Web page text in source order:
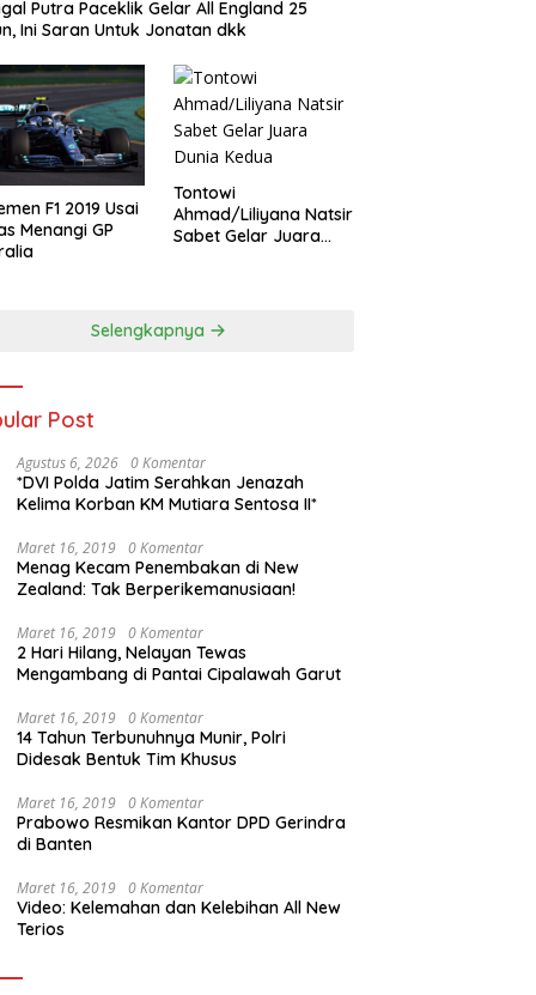
Putra Paceklik Gelar All England 25
Ini Saran Untuk Jonatan dkk
F1 2019 Usai
Menangi GP
Tontowi
Ahmad/Liliyana Natsir
Sabet Gelar Juara
Selengkapnya
Post
Agustus 6, 2026 0 Komentar
*DVI Polda Jatim Serahkan Jenazah
Kelima Korban KM Mutiara Sentosa II*
Maret 16, 2019 0 Komentar
Menag Kecam Penembakan di New
Zealand: Tak Berperikemanusiaan!
Maret 16, 2019 0 Komentar
2 Hari Hilang, Nelayan Tewas
Mengambang di Pantai Cipalawah Garut
Maret 16, 2019 0 Komentar
14 Tahun Terbunuhnya Munir, Polri
Didesak Bentuk Tim Khusus
Maret 16, 2019 0 Komentar
Prabowo Resmikan Kantor DPD Gerindra
di Banten
Maret 16, 2019 0 Komentar
Video: Kelemahan dan Kelebihan All New
Terios